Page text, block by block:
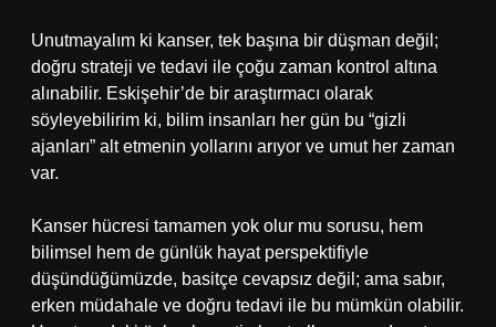
Unutmayalım ki kanser, tek başına bir düşman değil;
doğru strateji ve tedavi ile çoğu zaman kontrol altına
alınabilir. Eskişehir’de bir araştırmacı olarak
söyleyebilirim ki, bilim insanları her gün bu “gizli
ajanları” alt etmenin yollarını arıyor ve umut her zaman
var.
Kanser hücresi tamamen yok olur mu sorusu, hem
bilimsel hem de günlük hayat perspektifiyle
düşündüğümüzde, basitçe cevapsız değil; ama sabır,
erken müdahale ve doğru tedavi ile bu mümkün olabilir.